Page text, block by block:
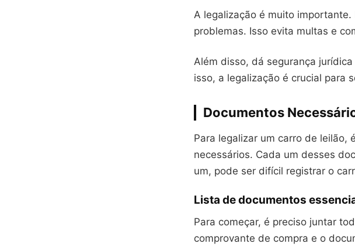
A legalização é muito
problemas. Isso evita multas e
Além disso, dá segurança
isso, a legalização é crucial para
Documentos
Para legalizar um carro de leilão,
necessários. Cada um desses
um, pode ser difícil registrar o
Lista de documentos
Para começar, é preciso juntar
comprovante de compra e o